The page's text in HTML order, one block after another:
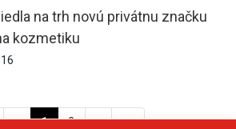
na trh novú privátnu značku
kozmetiku
< 1 2 > >>